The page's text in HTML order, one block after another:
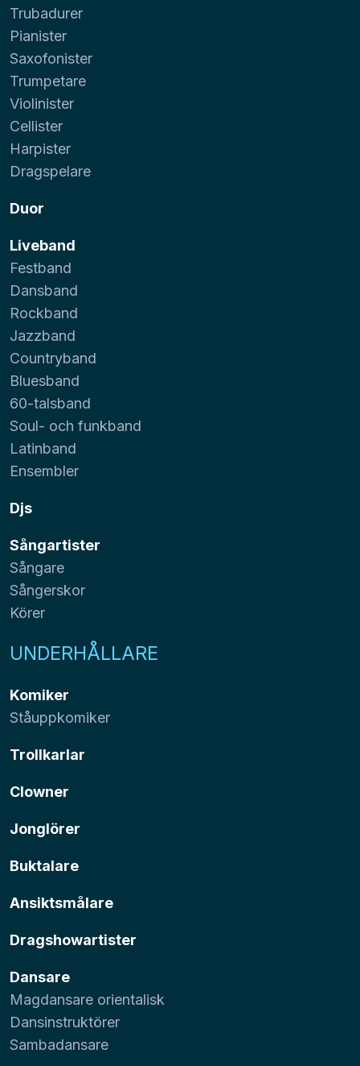
Trubadurer
Pianister
Saxofonister
Trumpetare
Violinister
Cellister
Harpister
Dragspelare
Duor
Liveband
Festband
Dansband
Rockband
Jazzband
Countryband
Bluesband
60-talsband
Soul- och funkband
Latinband
Ensembler
Djs
Sångartister
Sångare
Sångerskor
Körer
UNDERHÅLLARE
Komiker
Ståuppkomiker
Trollkarlar
Clowner
Jonglörer
Buktalare
Ansiktsmålare
Dragshowartister
Dansare
Magdansare orientalisk
Dansinstruktörer
Sambadansare